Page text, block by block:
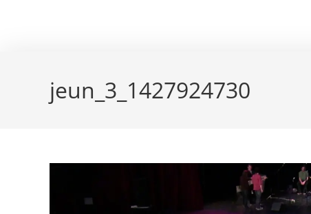
jeun_3_1427924730